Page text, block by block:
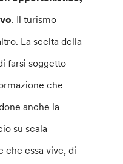
. Il turismo
La scelta della
farsi soggetto
che
anche la
su scala
che essa vive, di